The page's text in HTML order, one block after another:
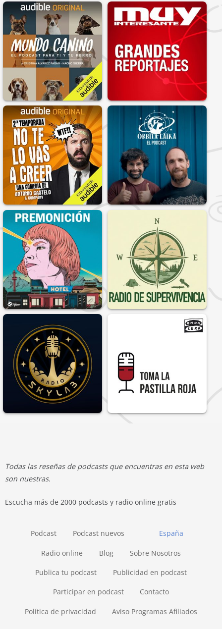
Todas las reseñas de podcasts que encuentras en esta web
son nuestras.
Escucha más de 2000 podcasts y radio online gratis
España
Podcast Podcast nuevos
Radio online Blog Sobre Nosotros
Publica tu podcast Publicidad en podcast
Participar en podcast Contacto
Política de privacidad Aviso Programas Afiliados